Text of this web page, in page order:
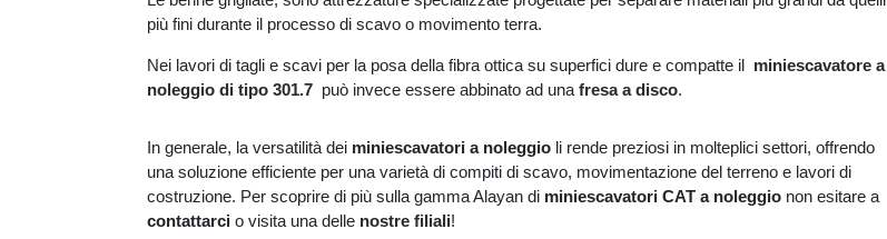
più fini durante il processo di scavo o movimento terra.
Nei lavori di tagli e scavi per la posa della fibra ottica su superfici dure e compatte il miniescavatore a
noleggio di tipo 301.7 può invece essere abbinato ad una fresa a disco.
In generale, la versatilità dei miniescavatori a noleggio li rende preziosi in molteplici settori, offrendo
una soluzione efficiente per una varietà di compiti di scavo, movimentazione del terreno e lavori di
costruzione. Per scoprire di più sulla gamma Alayan di miniescavatori CAT a noleggio non esitare a
contattarci o visita una delle nostre filiali!